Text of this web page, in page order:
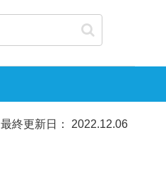
最終更新日： 2022.12.06